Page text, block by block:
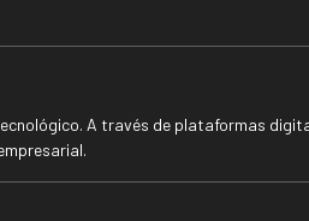
A través de plataformas